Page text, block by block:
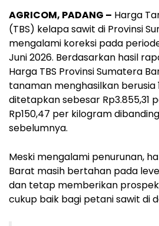
AGRICOM, PADANG – Harga
(TBS) kelapa sawit di Provinsi
mengalami koreksi pada
Juni 2026. Berdasarkan hasil
Harga TBS Provinsi Sumatera
tanaman menghasilkan berusia
ditetapkan sebesar Rp3.855,31
Rp150,47 per kilogram
sebelumnya.
Meski mengalami penurunan,
Barat masih bertahan pada
dan tetap memberikan
cukup baik bagi petani sawit di